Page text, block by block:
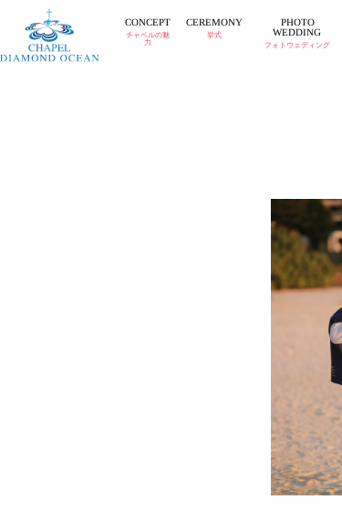
CONCEPT
チャペルの魅
力
CEREMONY
挙式
PHOTO
WEDDING
フォトウェディング